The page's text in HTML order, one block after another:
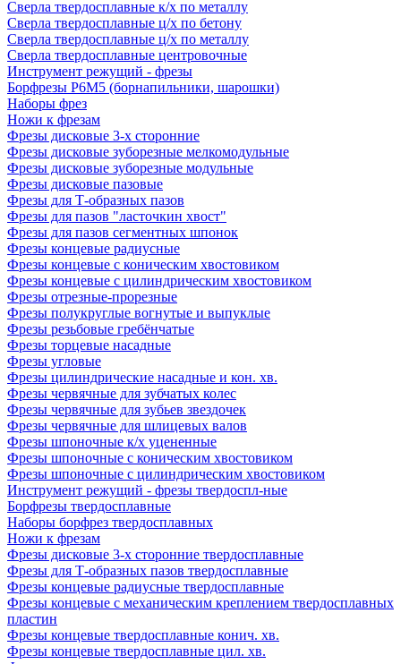
Сверла твердосплавные к/х по металлу
Сверла твердосплавные ц/х по бетону
Сверла твердосплавные ц/х по металлу
Сверла твердосплавные центровочные
Инструмент режущий - фрезы
Борфрезы Р6М5 (борнапильники, шарошки)
Наборы фрез
Ножи к фрезам
Фрезы дисковые 3-х сторонние
Фрезы дисковые зуборезные мелкомодульные
Фрезы дисковые зуборезные модульные
Фрезы дисковые пазовые
Фрезы для Т-образных пазов
Фрезы для пазов "ласточкин хвост"
Фрезы для пазов сегментных шпонок
Фрезы концевые радиусные
Фрезы концевые с коническим хвостовиком
Фрезы концевые с цилиндрическим хвостовиком
Фрезы отрезные-прорезные
Фрезы полукруглые вогнутые и выпуклые
Фрезы резьбовые гребёнчатые
Фрезы торцевые насадные
Фрезы угловые
Фрезы цилиндрические насадные и кон. хв.
Фрезы червячные для зубчатых колес
Фрезы червячные для зубьев звездочек
Фрезы червячные для шлицевых валов
Фрезы шпоночные к/х уцененные
Фрезы шпоночные с коническим хвостовиком
Фрезы шпоночные с цилиндрическим хвостовиком
Инструмент режущий - фрезы твердоспл-ные
Борфрезы твердосплавные
Наборы борфрез твердосплавных
Ножи к фрезам
Фрезы дисковые 3-х сторонние твердосплавные
Фрезы для Т-образных пазов твердосплавные
Фрезы концевые радиусные твердосплавные
Фрезы концевые с механическим креплением твердосплавных
пластин
Фрезы концевые твердосплавные конич. хв.
Фрезы концевые твердосплавные цил. хв.